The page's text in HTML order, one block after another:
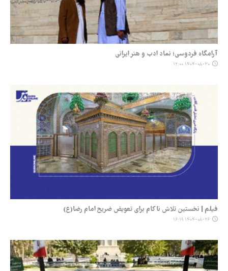
آرامگاه فردوسی؛ نماد ادب و هنر ایرانی
۱۴۰۴-۰۸-۳۰ ۱۲:۰۰
فیلم | نخستین تلاش ناکام برای تعویض ضریح امام رضا(ع)
۱۴۰۴-۰۸-۲۶ ۱۶:۱۹